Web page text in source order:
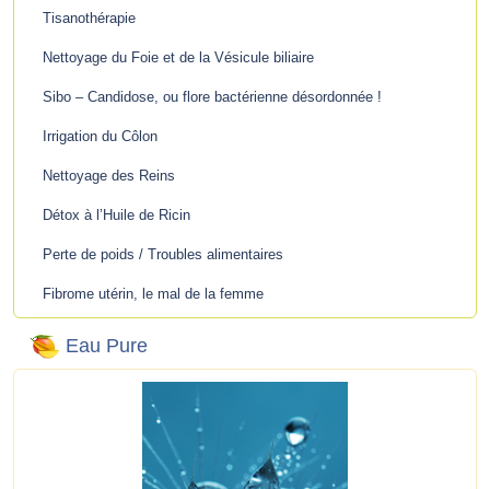
Tisanothérapie
Nettoyage du Foie et de la Vésicule biliaire
Sibo – Candidose, ou flore bactérienne désordonnée !
Irrigation du Côlon
Nettoyage des Reins
Détox à l’Huile de Ricin
Perte de poids / Troubles alimentaires
Fibrome utérin, le mal de la femme
Eau Pure